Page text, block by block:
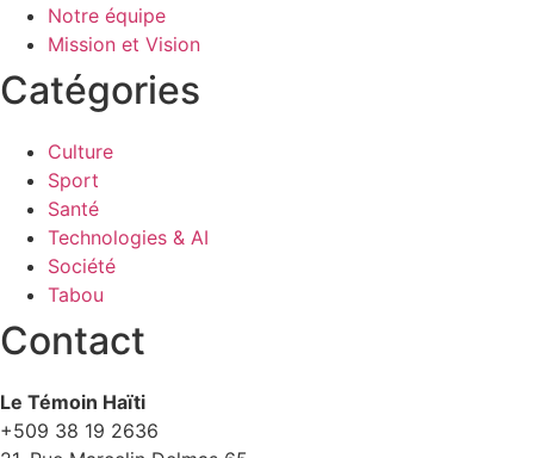
Notre équipe
Mission et Vision
Catégories
Culture
Sport
Santé
Technologies & AI
Société
Tabou
Contact
Le Témoin Haïti
+509 38 19 2636